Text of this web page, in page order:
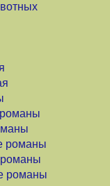
романы
романы